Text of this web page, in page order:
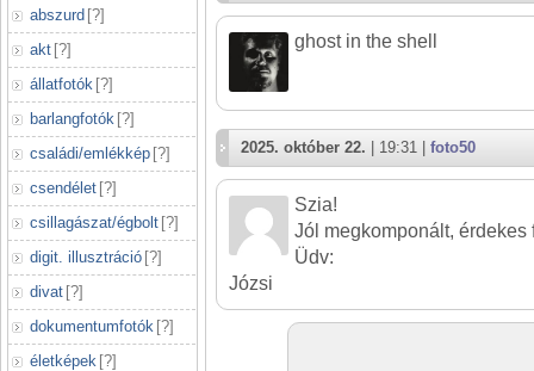
abszurd [?]
akt [?]
állatfotók [?]
barlangfotók [?]
családi/emlékkép [?]
csendélet [?]
csillagászat/égbolt [?]
digit. illusztráció [?]
divat [?]
dokumentumfotók [?]
életképek [?]
ghost in the shell
2025. október 22. | 19:31 | foto50
Szia!
Jól megkomponált, érdekes
Üdv:
Józsi